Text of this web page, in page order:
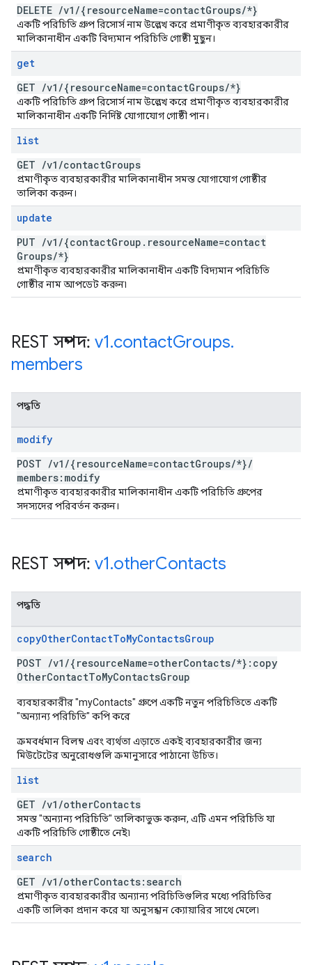
DELETE /v1 /{resourceName=contactGroups/*}
একটি পরিচিতি গ্রুপ রিসোর্স নাম উল্লেখ করে প্রমাণীকৃত ব্যবহারকারীর
মালিকানাধীন একটি বিদ্যমান পরিচিতি গোষ্ঠী মুছুন।
get
GET /v1 /{resourceName=contactGroups/*}
একটি পরিচিতি গ্রুপ রিসোর্স নাম উল্লেখ করে প্রমাণীকৃত ব্যবহারকারীর
মালিকানাধীন একটি নির্দিষ্ট যোগাযোগ গোষ্ঠী পান।
list
GET /v1 /contactGroups
প্রমাণীকৃত ব্যবহারকারীর মালিকানাধীন সমস্ত যোগাযোগ গোষ্ঠীর
তালিকা করুন।
update
PUT /v1 /{contactGroup . resourceName=contact
Groups/*}
প্রমাণীকৃত ব্যবহারকারীর মালিকানাধীন একটি বিদ্যমান পরিচিতি
গোষ্ঠীর নাম আপডেট করুন৷
REST সম্পদ: v1.contactGroups.
members
পদ্ধতি
modify
POST /v1 /{resourceName=contactGroups/*}/
members:modify
প্রমাণীকৃত ব্যবহারকারীর মালিকানাধীন একটি পরিচিতি গ্রুপের
সদস্যদের পরিবর্তন করুন।
REST সম্পদ: v1.otherContacts
পদ্ধতি
copyOtherContactToMyContactsGroup
POST /v1 /{resourceName=otherContacts/*}:copy
OtherContactToMyContactsGroup
ব্যবহারকারীর "myContacts" গ্রুপে একটি নতুন পরিচিতিতে একটি
"অন্যান্য পরিচিতি" কপি করে
ক্রমবর্ধমান বিলম্ব এবং ব্যর্থতা এড়াতে একই ব্যবহারকারীর জন্য
মিউটেটের অনুরোধগুলি ক্রমানুসারে পাঠানো উচিত।
list
GET /v1 /otherContacts
সমস্ত "অন্যান্য পরিচিতি" তালিকাভুক্ত করুন, এটি এমন পরিচিতি যা
একটি পরিচিতি গোষ্ঠীতে নেই৷
search
GET /v1 /otherContacts:search
প্রমাণীকৃত ব্যবহারকারীর অন্যান্য পরিচিতিগুলির মধ্যে পরিচিতির
একটি তালিকা প্রদান করে যা অনুসন্ধান ক্যোয়ারির সাথে মেলে৷